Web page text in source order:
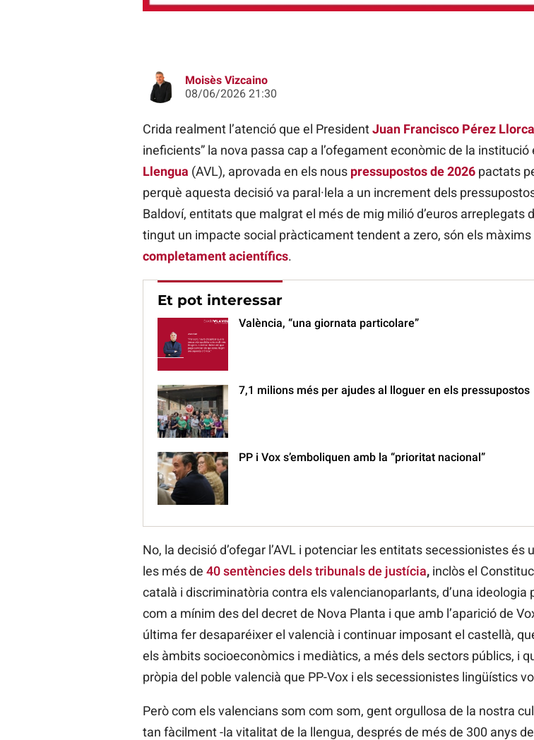
Moisès Vizcaino
08/06/2026 21:30
Crida realment l’atenció que el PresidentJuan Francisco Pérez Llorca
ineficients” la nova passa cap a l’ofegament econòmic de la institució
Llengua (AVL), aprovada en els nous pressupostos de 2026pactats
perquè aquesta decisió va paral·lela a un increment dels
Baldoví, entitats que malgrat el més de mig milió d’euros arreplegats
tingut un impacte social pràcticament tendent a zero, són els
completament acientífics.
Et pot interessar
València, “una giornata particolare”
7,1 milions més per ajudes al lloguer en els pressupostos
PP i Vox s’emboliquen amb la “prioritat nacional”
No, la decisió d’ofegar l’AVL i potenciar les entitats secessionistes
les més de 40 sentències dels tribunals de justícia,inclòs el
català i discriminatòria contra els valencianoparlants, d’una ideologia
com a mínim des del decret de Nova Planta i que amb l’aparició de
última fer desaparéixer el valencià i continuar imposant el castellà,
els àmbits socioeconòmics i mediàtics, a més dels sectors públics, i
pròpia del poble valencià que PP-Vox i els secessionistes lingüístics
Però com els valencians som com som, gent orgullosa de la nostra
tan fàcilment -la vitalitat de la llengua, després de més de 300 anys